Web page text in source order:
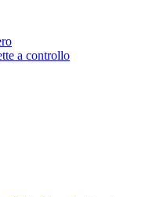
a controllo